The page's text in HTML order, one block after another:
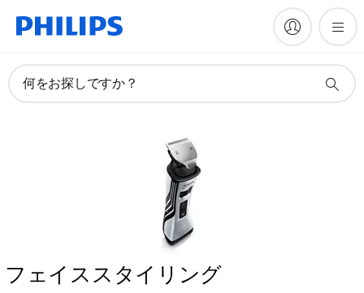
何をお探しですか？
フェイススタイリング